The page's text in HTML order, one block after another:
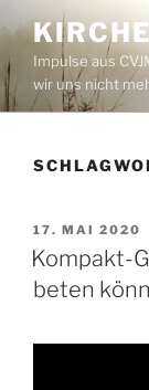
Inhalt
springenImpulse aus
wir uns nicht
AM
17. MAI 2020
Kompakt-
beten